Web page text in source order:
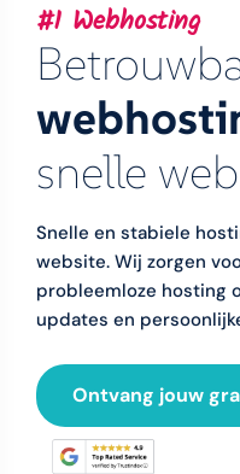
#1 Webhosting
snelle
Snelle en stabiele
website. Wij zorgen
probleemloze hosting
updates en
Ontvang jouw